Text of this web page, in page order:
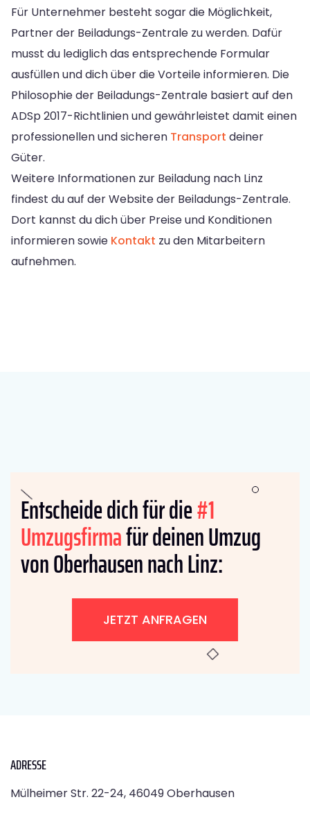
Für Unternehmer besteht sogar die Möglichkeit,
Partner der Beiladungs-Zentrale zu werden. Dafür
musst du lediglich das entsprechende Formular
ausfüllen und dich über die Vorteile informieren. Die
Philosophie der Beiladungs-Zentrale basiert auf den
ADSp 2017-Richtlinien und gewährleistet damit einen
professionellen und sicheren Transport deiner
Güter.
Weitere Informationen zur Beiladung nach Linz
findest du auf der Website der Beiladungs-Zentrale.
Dort kannst du dich über Preise und Konditionen
informieren sowie Kontakt zu den Mitarbeitern
aufnehmen.
Entscheide dich für die#1
Umzugsfirmafür deinen Umzug
von Oberhausen nach Linz:
JETZT ANFRAGEN
ADRESSE
Mülheimer Str. 22-24, 46049 Oberhausen